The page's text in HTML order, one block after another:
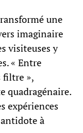
une
imaginaire
visiteuses y
« Entre
filtre »,
quadragénaire.
expériences
à